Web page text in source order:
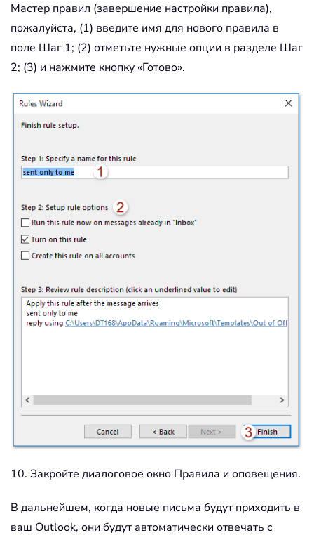
Мастер правил (завершение настройки правила),
пожалуйста, (1) введите имя для нового правила в
поле Шаг 1; (2) отметьте нужные опции в разделе Шаг
2; (3) и нажмите кнопку «Готово».
10. Закройте диалоговое окно Правила и оповещения.
В дальнейшем, когда новые письма будут приходить в
ваш Outlook, они будут автоматически отвечать с